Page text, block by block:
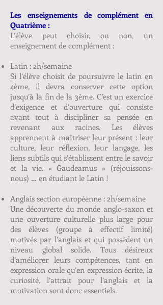
Les enseignements de complément en
Quatrième :
L’élève peut choisir, ou non, un
enseignement de complément :
Latin : 2h/semaine
Si l’élève choisit de poursuivre le latin en
4ème, il devra conserver cette option
jusqu’à la fin de la 3ème. C’est un exercice
d’exigence et d’ouverture qui consiste
avant tout à discipliner sa pensée en
revenant aux racines. Les élèves
apprennent à maîtriser leur présent : leur
culture, leur réflexion, leur langage, les
liens subtils qui s’établissent entre le savoir
et la vie. « Gaudeamus » (réjouissons-
nous) … en étudiant le Latin !
Anglais section européenne : 2h/semaine
Une découverte du monde anglo-saxon et
une ouverture culturelle plus large pour
des élèves (groupe à effectif limité)
motivés par l’anglais et qui possèdent un
niveau global solide. Tous désireux
d’améliorer leurs compétences, tant en
expression orale qu’en expression écrite, la
curiosité, l’attrait pour l’anglais et la
motivation sont donc essentiels.